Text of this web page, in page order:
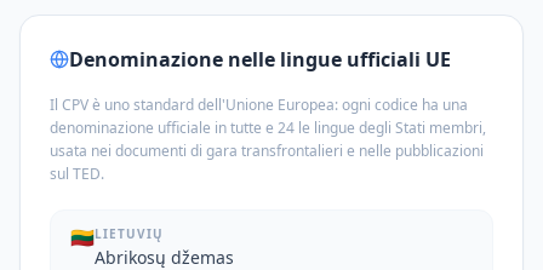
Denominazione nelle lingue ufficiali UE
Il CPV è uno standard dell'Unione Europea: ogni codice ha una
denominazione ufficiale in tutte e 24 le lingue degli Stati membri,
usata nei documenti di gara transfrontalieri e nelle pubblicazioni
sul TED.
🇱🇹LIETUVIŲ
Abrikosų džemas